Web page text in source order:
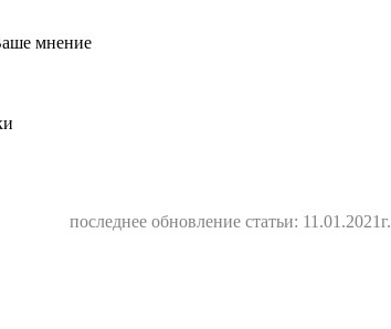
мнение
последнее обновление статьи: 11.01.2021г.